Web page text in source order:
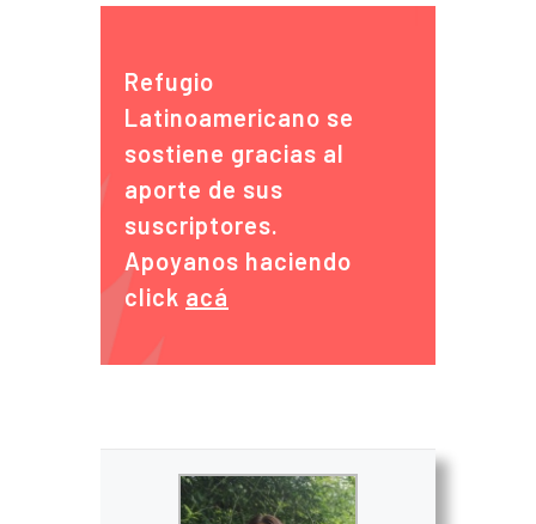
Refugio
Latinoamericano se
sostiene gracias al
aporte de sus
suscriptores.
Apoyanos haciendo
click acá